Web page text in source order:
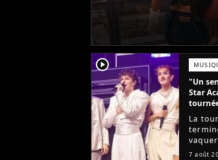
player2
"Un
Star
La
cet
7 août